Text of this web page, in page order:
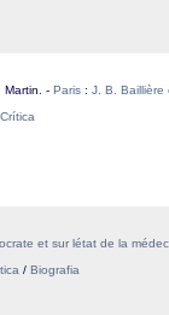
Martin. - Paris : J. B. Baillière
Crítica
et sur létat de la
/ Biografia